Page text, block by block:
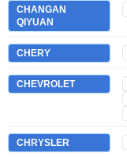
CHANGAN
QIYUAN
CHERY
CHEVROLET
CHRYSLER